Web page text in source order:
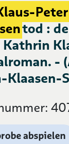
Peter
tod :
-
Klaasen-
abspielen